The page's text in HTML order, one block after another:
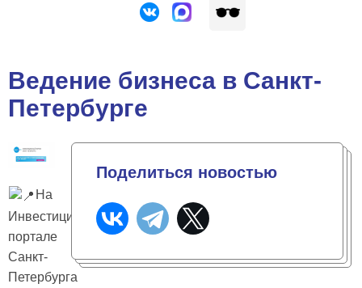
Ведение бизнеса в Санкт-
Петербурге
На
Инвестиционном
портале
Санкт-
Петербурга
Поделиться новостью